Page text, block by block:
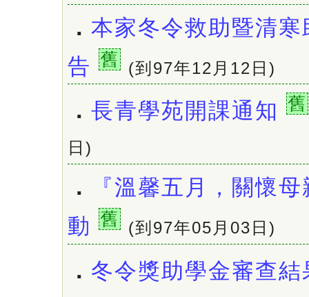
． 本家冬令救助暨清
告 舊 (到97年12月12日)
． 長青學苑開課通知 舊
日)
．
『溫馨五月，關懷
動
舊 (到97年05月03日)
． 冬令獎助學金審查結